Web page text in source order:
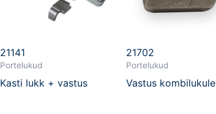
21141
Portelukud
Kasti lukk + vastus
21702
Portelukud
Vastus kombilukule